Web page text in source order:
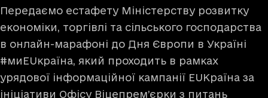
Передаємо естафету Міністерству розвитку
економіки, торгівлі та сільського господарства
в онлайн-марафоні до Дня Європи в Україні
#миEUкраїна, який проходить в рамках
урядової інформаційної кампанії EUКраїна за
ініціативи Офісу Віцепрем’єрки з питань